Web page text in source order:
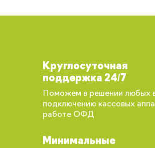
Круглосуточная
поддержка 24/7
Поможем в решении любых
подключению кассовых
работе ОФД
Минимальные